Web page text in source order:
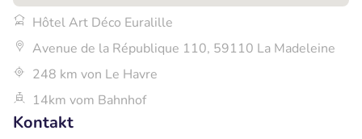
Hôtel Art Déco Euralille
Avenue de la République 110, 59110 La Madeleine
248 km von Le Havre
14km vom Bahnhof
Kontakt